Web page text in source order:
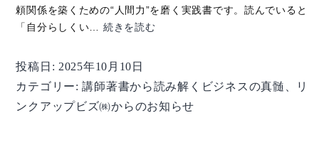
頼関係を築くための“人間力”を磨く実践書です。読んでいると
「自分らしくい… 続きを読む【講
か
ら
投稿日: 2025年10月10日
カテゴリー:講師著書から読み解くビジネスの真髄
リ
ンクアップビズ㈱からのお知らせ